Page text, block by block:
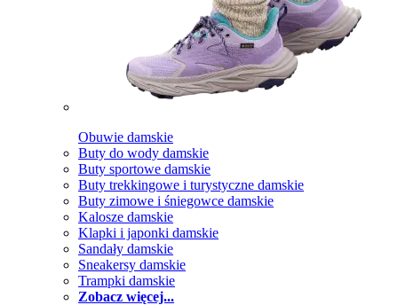
Obuwie damskie
Buty do wody damskie
Buty sportowe damskie
Buty trekkingowe i turystyczne damskie
Buty zimowe i śniegowce damskie
Kalosze damskie
Klapki i japonki damskie
Sandały damskie
Sneakersy damskie
Trampki damskie
Zobacz więcej...